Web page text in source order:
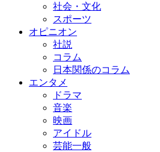
社会・文化
スポーツ
オピニオン
社説
コラム
日本関係のコラム
エンタメ
ドラマ
音楽
映画
アイドル
芸能一般